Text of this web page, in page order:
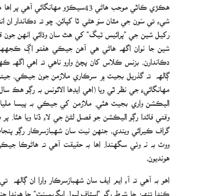
هڪڙي ڪاٿي موجب هاڻي 43سيڪڙو
شيءِ تي سَون جي مٿان سوَ هڻي ٿا کپائن، ڇو ته دڪاندار ان
رکيل شين جي ”پرائيس ٽيگ“ کي هٿ سان وڌائي انهن جون
شين جا نوان اگھه هاڻي هي آهن جيڪي هفتو اڳ ڪجهھ
دڪاندارن، بزنس ڪلاس کان پچڻ وارو ناهي ته اهي اگھه
ڳالھه ته گذريل بجيٽ ۾ سرڪاري ملازمن جون جيڪي، جيتريون
مهانگائيءَ جي نظر ٿي ويا (اهي ايڊها الائونس به رڳو
اليڪشن واري بجيٽ هئي. ملازمن کي جيڪي به پيسا
وقتي فائدا رڳو اليڪشن جو فصل لڻڻ جي لاءِ ڏنا ويا هئا.
گراف ڪيرائي ويندي، جنهن نيت سان شهبازسرڪار رڳو
ووٽ به نه وٺي سگهندا. اها به حقيقت آهي ته هاڻوڪا
ڪندا تنهن جا شرط رڳو “اسٽاف ليول ايگريمينٽ“ جا